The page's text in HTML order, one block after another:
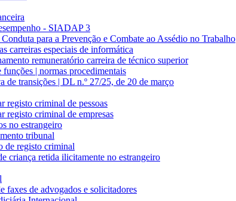
- SIADAP 3
para a Prevenção e Combate ao Assédio no Trabalho
carreiras especiais de informática
remuneratório carreira de técnico superior
| normas procedimentais
de transições | DL n.º 27/25, de 20 de março
registo criminal de pessoas
registo criminal de empresas
no estrangeiro
tribunal
de registo criminal
criança retida ilicitamente no estrangeiro
faxes de advogados e solicitadores